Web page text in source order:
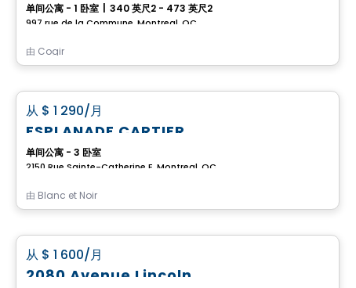
单间公寓 - 1 卧室 340 英尺2 - 473 英尺2
997 rue de la Commune, Montreal, QC
由 Cogir
公寓
从 $ 1 290/月
ESPLANADE CARTIER
单间公寓 - 3 卧室
2150 Rue Sainte-Catherine E, Montreal, QC
由 Blanc et Noir
公寓
从 $ 1 600/月
2080 Avenue Lincoln